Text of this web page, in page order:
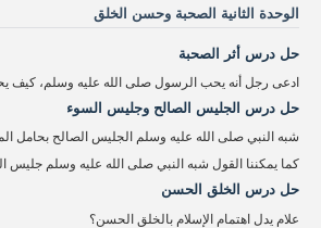
الوحدة الثانية الصحبة وحسن الخلق
حل درس أثر الصحبة
ادعى رجل أنه يحب الرسول صلى الله عليه وسلم، كيف
حل درس الجليس الصالح وجليس السوء
شبه النبي صلى الله عليه وسلم الجليس الصالح بحامل
كما يمكننا القول شبه النبي صلى الله عليه وسلم جليس
حل درس الخلق الحسن
علام يدل اهتمام الإسلام بالخلق الحسن؟